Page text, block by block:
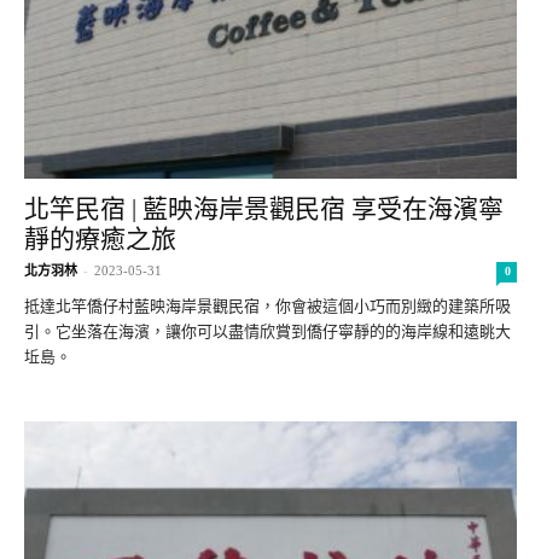
北竿民宿 | 藍映海岸景觀民宿 享受在海濱寧
靜的療癒之旅
北方羽林 - 2023-05-31 0
抵達北竿僑仔村藍映海岸景觀民宿，你會被這個小巧而別緻的建築所吸
引。它坐落在海濱，讓你可以盡情欣賞到僑仔寧靜的的海岸線和遠眺大
坵島。